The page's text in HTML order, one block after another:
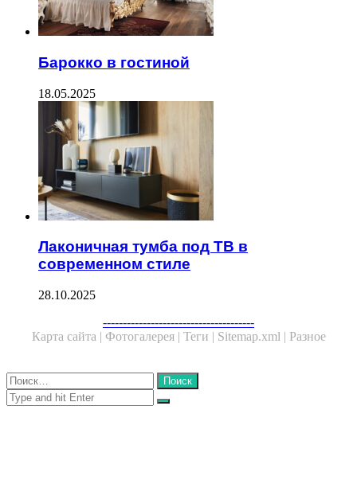
Барокко в гостиной
18.05.2025
Лаконичная тумба под ТВ в
современном стиле
28.10.2025
--------------------------------------
Карта сайта | Фотогалерея | Теги | Sitemap.xml | Разное
Close
Найти:
Close
Search